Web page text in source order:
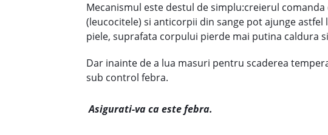
Mecanismul este destul de simplu:creierul
(leucocitele) si anticorpii din sange pot ajunge
piele, suprafata corpului pierde mai putina caldura
Dar inainte de a lua masuri pentru scaderea
sub control febra.
Asigurati-va ca este febra.